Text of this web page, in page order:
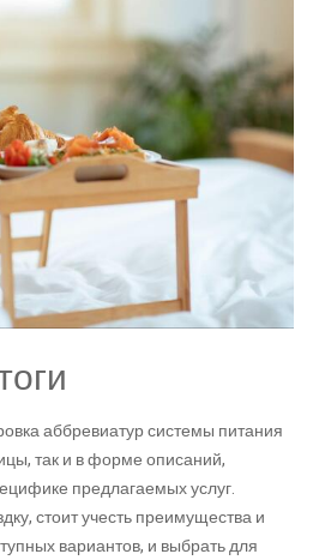
аббревиатур системы питания
так и в форме описаний,
предлагаемых услуг.
стоит учесть преимущества и
вариантов, и выбрать для